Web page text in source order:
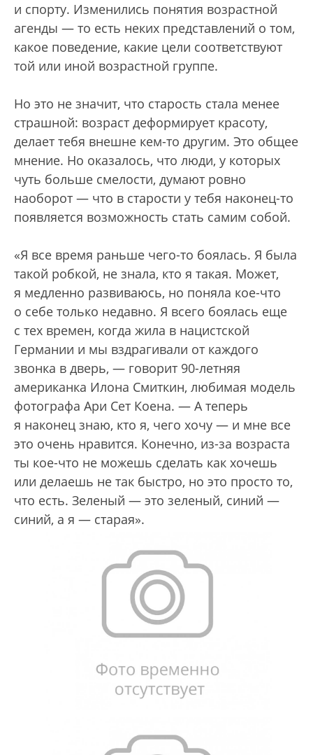
и спорту. Изменились понятия возрастной
агенды — то есть неких представлений о том,
какое поведение, какие цели соответствуют
той или иной возрастной группе.
Но это не значит, что старость стала менее
страшной: возраст деформирует красоту,
делает тебя внешне кем-то другим. Это общее
мнение. Но оказалось, что люди, у которых
чуть больше смелости, думают ровно
наоборот — что в старости у тебя наконец-то
появляется возможность стать самим собой.
«Я все время раньше чего-то боялась. Я была
такой робкой, не знала, кто я такая. Может,
я медленно развиваюсь, но поняла кое-что
о себе только недавно. Я всего боялась еще
с тех времен, когда жила в нацистской
Германии и мы вздрагивали от каждого
звонка в дверь, — говорит 90-летняя
американка Илона Смиткин, любимая модель
фотографа Ари Сет Коена. — А теперь
я наконец знаю, кто я, чего хочу — и мне все
это очень нравится. Конечно, из-за возраста
ты кое-что не можешь сделать как хочешь
или делаешь не так быстро, но это просто то,
что есть. Зеленый — это зеленый, синий —
синий, а я — старая».